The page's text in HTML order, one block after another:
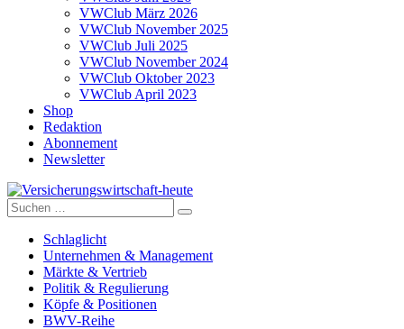
VWClub März 2026
VWClub November 2025
VWClub Juli 2025
VWClub November 2024
VWClub Oktober 2023
VWClub April 2023
Shop
Redaktion
Abonnement
Newsletter
Versicherungswirtschaft-heute
Suche
nach:
Schlaglicht
Unternehmen & Management
Märkte & Vertrieb
Politik & Regulierung
Köpfe & Positionen
BWV-Reihe